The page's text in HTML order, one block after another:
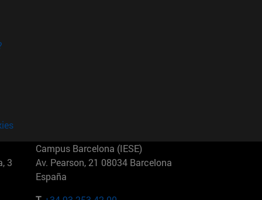
3
Campus Barcelona (IESE)
Av. Pearson, 21 08034 Barcelona
España